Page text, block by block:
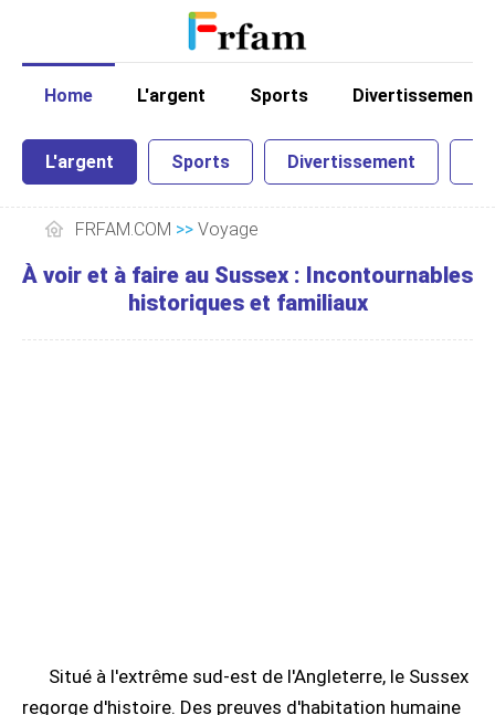
Home L'argent Sports Divertissement
L'argent Sports Divertissement
FRFAM.COM >> Voyage
À voir et à faire au Sussex : Incontournables
historiques et familiaux
Situé à l'extrême sud-est de l'Angleterre, le Sussex
regorge d'histoire. Des preuves d'habitation humaine